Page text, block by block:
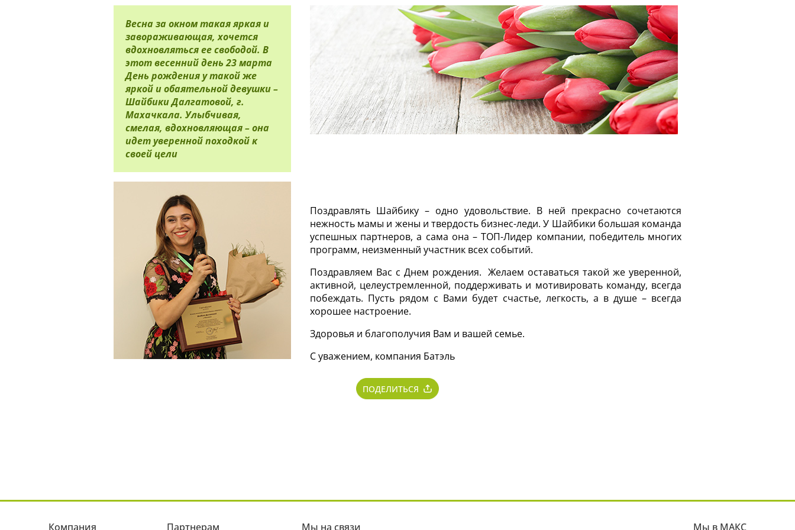
Весна за окном такая яркая и
завораживающая, хочется
вдохновляться ее свободой. В
этот весенний день 23 марта
День рождения у такой же
яркой и обаятельной девушки –
Шайбики Далгатовой, г.
Махачкала. Улыбчивая,
смелая, вдохновляющая – она
идет уверенной походкой к
своей цели
Поздравлять Шайбику – одно удовольствие. В ней прекрасно сочетаются
нежность мамы и жены и твердость бизнес-леди. У Шайбики большая команда
успешных партнеров, а сама она – ТОП-Лидер компании, победитель многих
программ, неизменный участник всех событий.
Поздравляем Вас с Днем рождения. Желаем оставаться такой же уверенной,
активной, целеустремленной, поддерживать и мотивировать команду, всегда
побеждать. Пусть рядом с Вами будет счастье, легкость, а в душе – всегда
хорошее настроение.
Здоровья и благополучия Вам и вашей семье.
С уважением, компания Батэль
ПОДЕЛИТЬСЯ
Компания Партнерам Мы на связи Мы в МАКС